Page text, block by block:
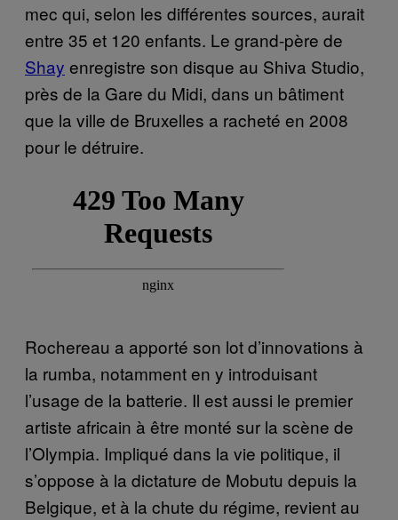
mec qui, selon les différentes sources, aurait
entre 35 et 120 enfants. Le grand-père de
Shay enregistre son disque au Shiva Studio,
près de la Gare du Midi, dans un bâtiment
que la ville de Bruxelles a racheté en 2008
pour le détruire.
Rochereau a apporté son lot d’innovations à
la rumba, notamment en y introduisant
l’usage de la batterie. Il est aussi le premier
artiste africain à être monté sur la scène de
l’Olympia. Impliqué dans la vie politique, il
s’oppose à la dictature de Mobutu depuis la
Belgique, et à la chute du régime, revient au